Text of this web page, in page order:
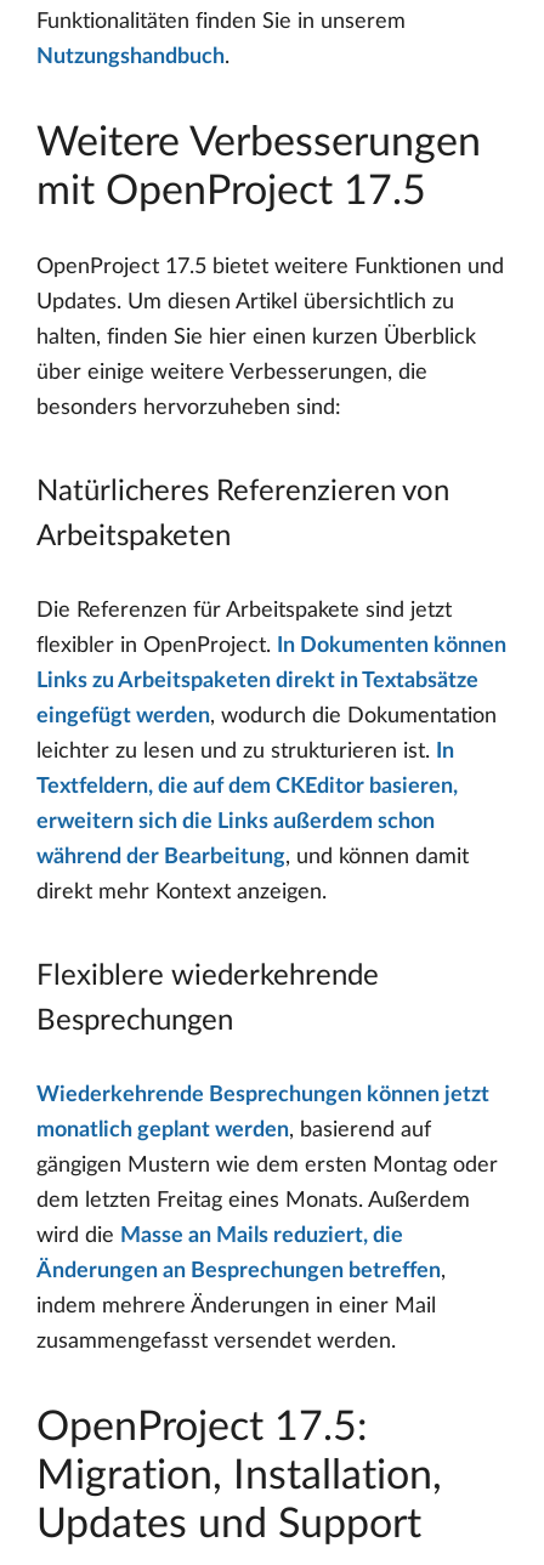
Funktionalitäten finden Sie in unserem
Nutzungshandbuch.
Weitere Verbesserungen
mit OpenProject 17.5
OpenProject 17.5 bietet weitere Funktionen und
Updates. Um diesen Artikel übersichtlich zu
halten, finden Sie hier einen kurzen Überblick
über einige weitere Verbesserungen, die
besonders hervorzuheben sind:
Natürlicheres Referenzieren von
Arbeitspaketen
Die Referenzen für Arbeitspakete sind jetzt
flexibler in OpenProject.
In Dokumenten können
Links zu Arbeitspaketen direkt in Textabsätze
eingefügt werden, wodurch die Dokumentation
leichter zu lesen und zu strukturieren ist.
In
Textfeldern, die auf dem CKEditor basieren,
erweitern sich die Links außerdem schon
während der Bearbeitung, und können damit
direkt mehr Kontext anzeigen.
Flexiblere wiederkehrende
Besprechungen
Wiederkehrende Besprechungen können jetzt
monatlich geplant werden, basierend auf
gängigen Mustern wie dem ersten Montag oder
dem letzten Freitag eines Monats. Außerdem
wird die Masse an Mails reduziert, die
Änderungen an Besprechungen betreffen,
indem mehrere Änderungen in einer Mail
zusammengefasst versendet werden.
OpenProject 17.5:
Migration, Installation,
Updates und Support